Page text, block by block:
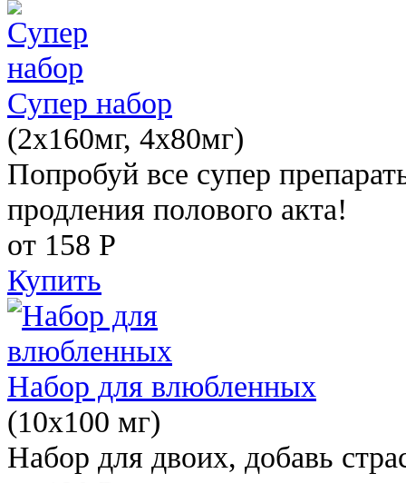
Супер набор
(2х160мг, 4х80мг)
Попробуй все супер
продления полового акта!
от 158 Р
Купить
Набор для влюбленных
(10х100 мг)
Набор для двоих, добавь